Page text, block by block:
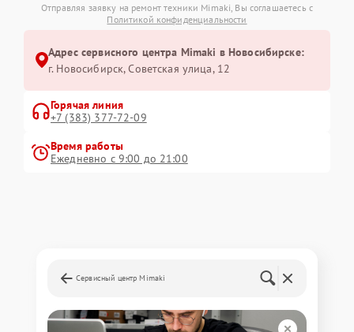
Отправляя заявку на ремонт техники Mimaki, Вы соглашаетесь с
Политикой конфиденциальности
Адрес сервисного центра Mimaki в Новосибирске:
г. Новосибирск, Советская улица, 12
Горячая линия
+7 (383) 377-72-09
Время работы
Ежедневно с 9:00 до 21:00
Сервисный центр Mimaki